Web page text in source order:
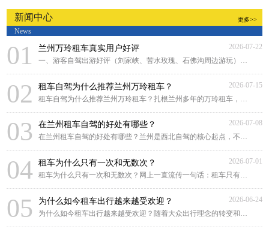
新闻中心 更多>>
News
01 兰州万玲租车真实用户好评
2026-07-22
一、游客自驾出游好评（刘家峡、苦水玫瑰、石佛沟周边游玩）来兰州游玩，对比好几家租
02 租车自驾为什么推荐兰州万玲租车？
2026-07-15
03 在兰州租车自驾的好处有哪些？
2026-07-08
在兰州租车自驾的好处有哪些？兰州是西北自驾的核心起点，不管是市区畅游黄河风情线，
04 租车为什么只有一次和无数次？
2026-07-01
租车为什么只有一次和无数次？网上一直流传一句话：租车只有一次和无数次。很多人原
05 为什么如今租车出行越来越受欢迎？
2026-06-24
为什么如今租车出行越来越受欢迎？随着大众出行理念的转变和租车行业的规范化发展，租